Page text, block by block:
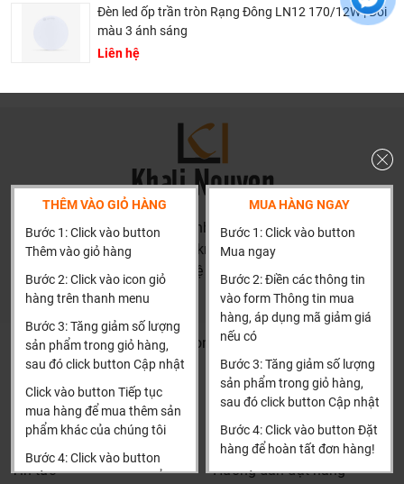
Với những ưu điểm vượt trội, KingLED đã và đang được tin
dùng trong nhiều công trình, dự án lớn nhỏ trên khắp cả
Chứng nhận chứng chỉ của Kingled
Đèn led ốp trần tròn Rạng Đông LN12 170/12W | Đổi
màu 3 ánh sáng
Liên hệ
THÊM VÀO GIỎ HÀNG
Bước 1: Click vào button
Thêm vào giỏ hàng
Bước 2: Click vào icon giỏ
hàng trên thanh menu
Bước 3: Tăng giảm số lượng
sản phẩm trong giỏ hàng,
sau đó click button Cập nhật
Click vào button Tiếp tục
mua hàng để mua thêm sản
phẩm khác của chúng tôi
Bước 4: Click vào button
Tiến hành thanh toán để
MUA HÀNG NGAY
Bước 1: Click vào button
Mua ngay
Bước 2: Điền các thông tin
vào form Thông tin mua
hàng, áp dụng mã giảm giá
nếu có
Bước 3: Tăng giảm số lượng
sản phẩm trong giỏ hàng,
sau đó click button Cập nhật
Bước 4: Click vào button Đặt
hàng để hoàn tất đơn hàng!
Xin cảm ơn khách hàng!!!
HN: số 160 đường Văn Minh, Di Trạch, Hoài Đức, Hà Nội
(Cách đại học công nghiệp 1 km)
HCM và các tỉnh khác: Liên hệ hotline để được hướng dẫn
đặt hàng
Khalinguyen.vn@gmail.com
0904501766
Thông tin
Tìm đại lý & Hợp tác
Tin tức
Thông tin thêm
Hướng dẫn mua hàng
Hướng dẫn đặt hàng